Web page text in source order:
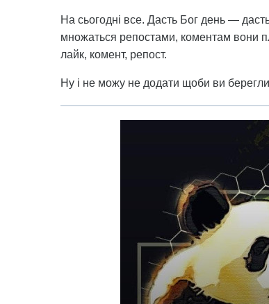
На сьогодні все. Дасть Бог день —
множаться репостами, коментам вони
лайк, комент, репост.
Ну і не можу не додати щоби ви